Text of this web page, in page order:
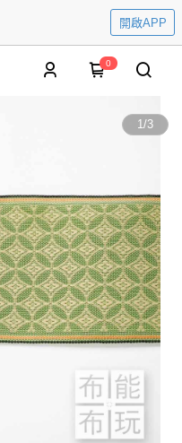
開啟APP
0
1/3